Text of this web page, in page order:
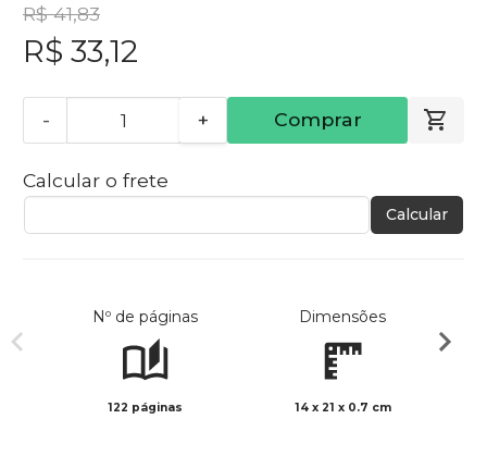
R$ 41,83
R$ 33,12
- + Comprar
Calcular o frete
Calcular
Nº de páginas
122 páginas
Dimensões
14 x 21 x 0.7 cm